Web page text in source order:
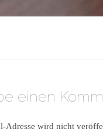
einen
Adresse wird nicht